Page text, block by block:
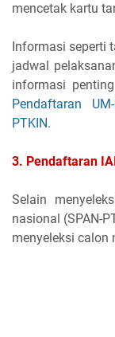
mencetak kartu
Informasi seperti
jadwal
informasi
Pendaftaran
PTKIN.
3. Pendaftaran
Selain
nasional (SPAN-
menyeleksi calon